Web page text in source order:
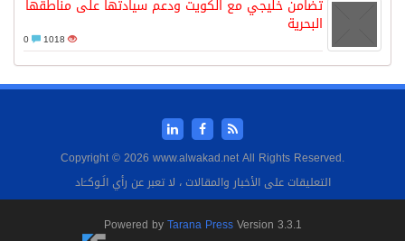
تضامن خليجي مع الكويت ودعم سيادتها على مناطقها
البحرية
1018
Copyright © 2026 www.alwakad.net All Rights Reserved.
التعليقات على الأخبار والمقالات ، لا تعبر عن رأي الَـوكــَاد
Powered byTarana PressVersion 3.3.1